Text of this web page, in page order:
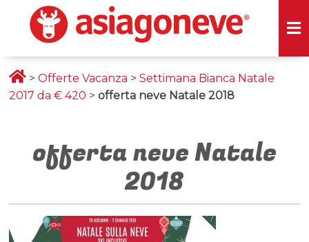
>Offerte Vacanza >Settimana Bianca Natale
2017 da € 420 >offerta neve Natale 2018
offerta neve Natale
2018